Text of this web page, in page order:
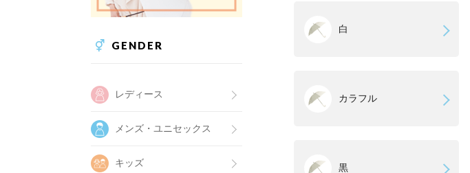
GENDER
レディース
メンズ・ユニセックス
キッズ
白
カラフル
黒